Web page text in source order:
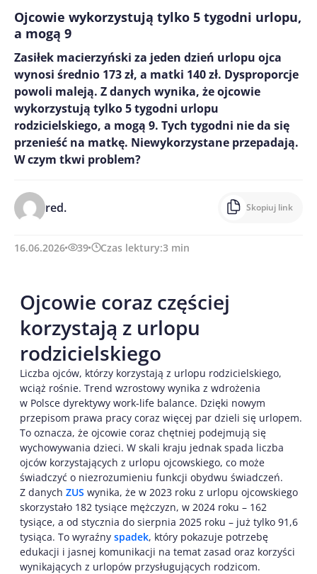
Ojcowie wykorzystują tylko 5 tygodni urlopu,
a mogą 9
Zasiłek macierzyński za jeden dzień urlopu ojca
wynosi średnio 173 zł, a matki 140 zł. Dysproporcje
powoli maleją. Z danych wynika, że ojcowie
wykorzystują tylko 5 tygodni urlopu
rodzicielskiego, a mogą 9. Tych tygodni nie da się
przenieść na matkę. Niewykorzystane przepadają.
W czym tkwi problem?
red. Skopiuj link
16.06.2026 39 Czas lektury:3 min
Ojcowie coraz częściej
korzystają z urlopu
rodzicielskiego
Liczba ojców, którzy korzystają z urlopu rodzicielskiego,
wciąż rośnie. Trend wzrostowy wynika z wdrożenia
w Polsce dyrektywy work-life balance. Dzięki nowym
przepisom prawa pracy coraz więcej par dzieli się urlopem.
To oznacza, że ojcowie coraz chętniej podejmują się
wychowywania dzieci. W skali kraju jednak spada liczba
ojców korzystających z urlopu ojcowskiego, co może
świadczyć o niezrozumieniu funkcji obydwu świadczeń.
Z danych ZUS wynika, że w 2023 roku z urlopu ojcowskiego
skorzystało 182 tysiące mężczyzn, w 2024 roku – 162
tysiące, a od stycznia do sierpnia 2025 roku – już tylko 91,6
tysiąca. To wyraźny spadek, który pokazuje potrzebę
edukacji i jasnej komunikacji na temat zasad oraz korzyści
wynikających z urlopów przysługujących rodzicom.